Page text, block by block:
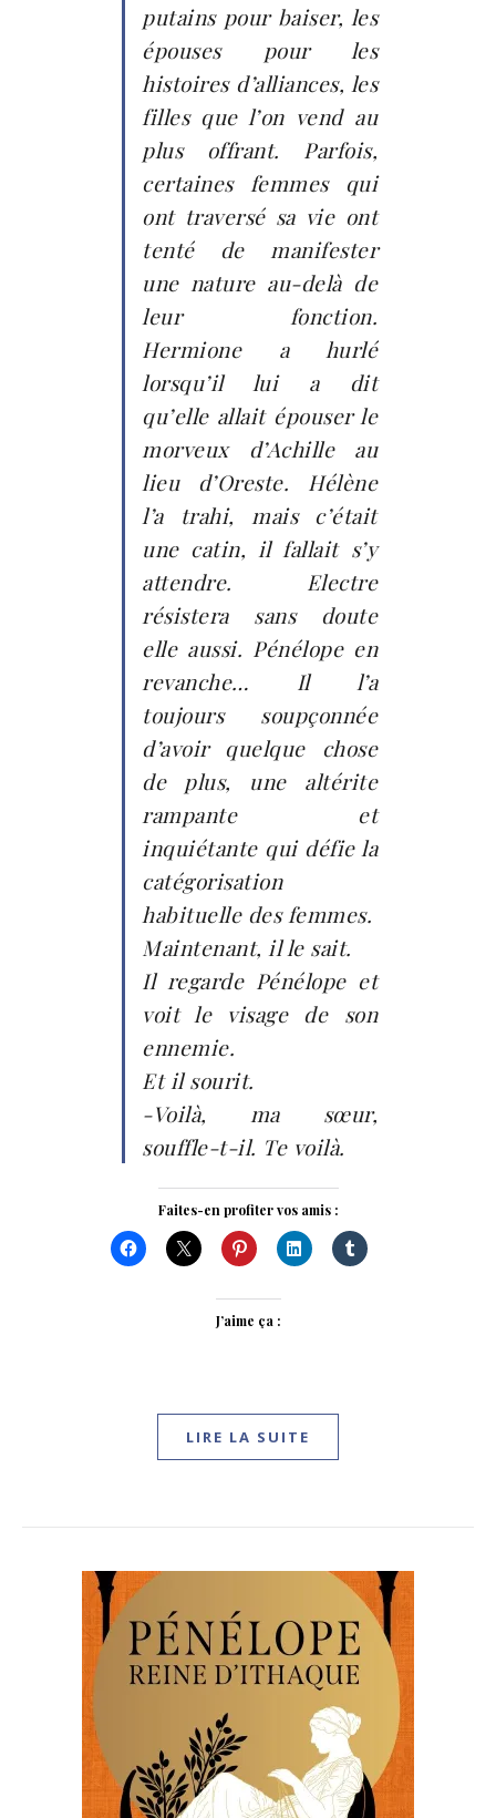
putains pour baiser, les
épouses pour les
histoires d’alliances, les
filles que l’on vend au
plus offrant. Parfois,
certaines femmes qui
ont traversé sa vie ont
tenté de manifester
une nature au-delà de
leur fonction.
Hermione a hurlé
lorsqu’il lui a dit
qu’elle allait épouser le
morveux d’Achille au
lieu d’Oreste. Hélène
l’a trahi, mais c’était
une catin, il fallait s’y
attendre. Electre
résistera sans doute
elle aussi. Pénélope en
revanche… Il l’a
toujours soupçonnée
d’avoir quelque chose
de plus, une altérite
rampante et
inquiétante qui défie la
catégorisation
habituelle des femmes.
Maintenant, il le sait.
Il regarde Pénélope et
voit le visage de son
ennemie.
Et il sourit.
-Voilà, ma sœur,
souffle-t-il. Te voilà.
Faites-en profiter vos amis :
J’aime ça :
LIRE LA SUITE